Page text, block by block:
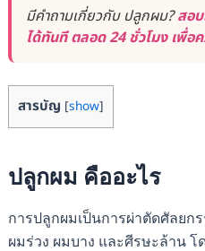
มีคำถามเกี่ยวกับ ปลูกผม?สอ
ได้ทันที ตลอด 24 ชั่วโมง เพื่อ
สารบัญ [show]
ปลูกผม คืออะไร
การปลูกผมเป็นการผ่าตัดศัลย
ผมร่วง ผมบาง และศีรษะล้าน โ